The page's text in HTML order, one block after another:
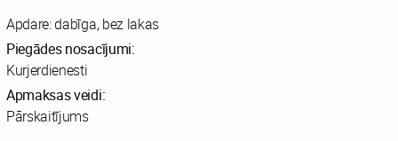
Apdare: dabīga, bez lakas
Piegādes nosacījumi:
Kurjerdienesti
Apmaksas veidi:
Pārskaitījums